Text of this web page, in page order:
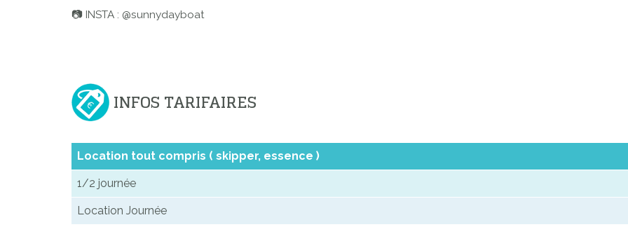
📷 INSTA : @sunnydayboat
INFOS TARIFAIRES
Location tout compris ( skipper, essence )
1/2 journée
Location Journée